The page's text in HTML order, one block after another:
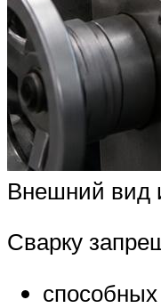
Внешний вид
Сварку